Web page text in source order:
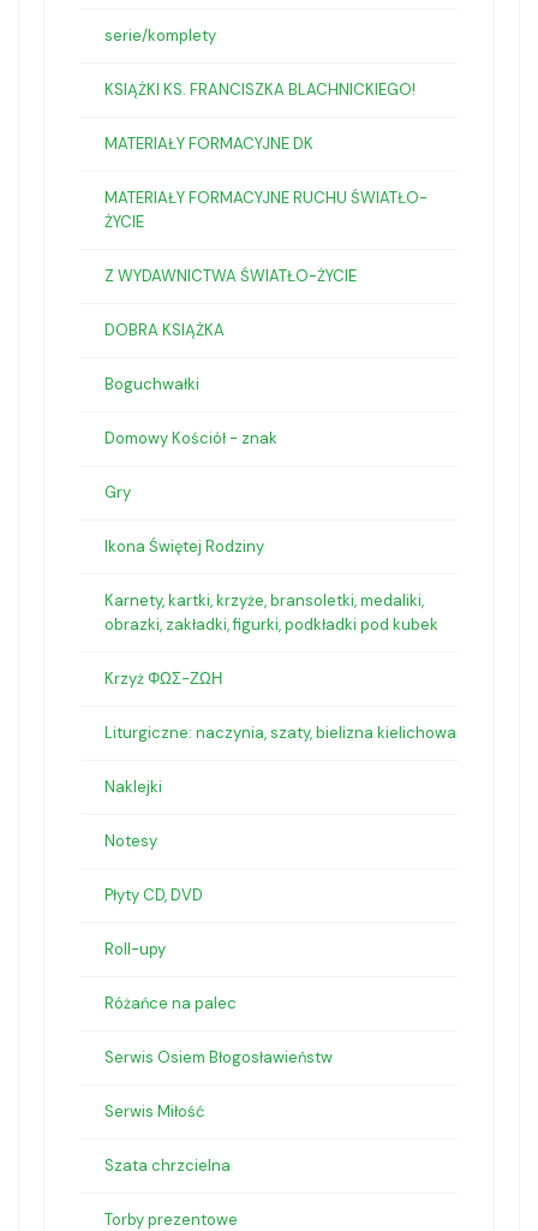
serie/komplety
KSIĄŻKI KS. FRANCISZKA BLACHNICKIEGO!
MATERIAŁY FORMACYJNE DK
MATERIAŁY FORMACYJNE RUCHU ŚWIATŁO-
ŻYCIE
Z WYDAWNICTWA ŚWIATŁO-ŻYCIE
DOBRA KSIĄŻKA
Boguchwałki
Domowy Kościół - znak
Gry
Ikona Świętej Rodziny
Karnety, kartki, krzyże, bransoletki, medaliki,
obrazki, zakładki, figurki, podkładki pod kubek
Krzyż ΦΩΣ-ΖΩΗ
Liturgiczne: naczynia, szaty, bielizna kielichowa
Naklejki
Notesy
Płyty CD, DVD
Roll-upy
Różańce na palec
Serwis Osiem Błogosławieństw
Serwis Miłość
Szata chrzcielna
Torby prezentowe